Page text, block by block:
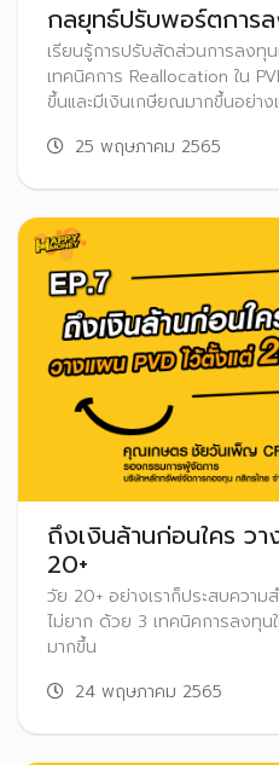
กลยุทธ์ปรับพอร์ตการล
เรียนรู้การปรับสัดส่วนการลงทุ
เทคนิคการ Reallocation ใน
ขึ้นและมีเงินเกษียณมากขึ้นอย่า
25 พฤษภาคม 2565
ถึงเงินล้านก่อนใคร ว
20+
วัย 20+ อย่างเราก็ประสบความ
ไม่ยาก ด้วย 3 เทคนิคการลงทุน
มากขึ้น
24 พฤษภาคม 2565